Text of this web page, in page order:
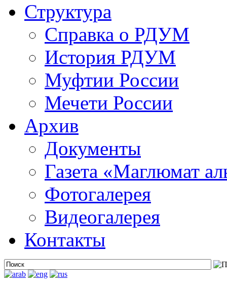
Структура
Справка о РДУМ
История РДУМ
Муфтии России
Мечети России
Архив
Документы
Газета «Маглюмат
Фотогалерея
Видеогалерея
Контакты